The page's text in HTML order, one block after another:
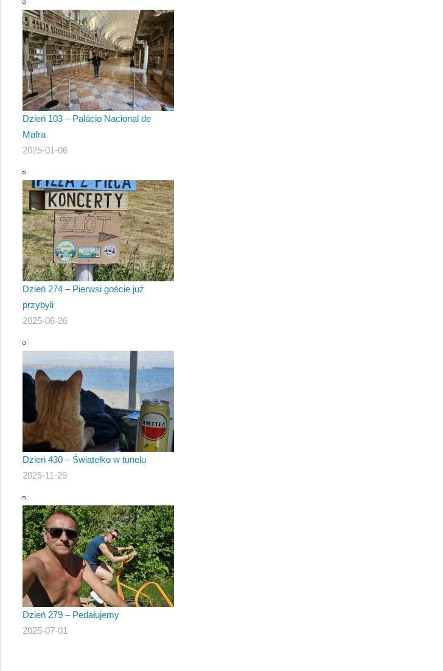
Dzień 103 – Palácio Nacional de
Mafra
2025-01-06
Dzień 274 – Pierwsi goście już
przybyli
2025-06-26
Dzień 430 – Światełko w tunelu
2025-11-29
Dzień 279 – Pedałujemy
2025-07-01